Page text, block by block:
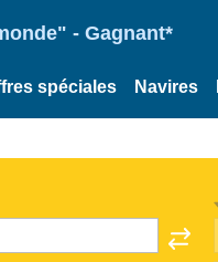
- Gagnant*
spéciales Navires